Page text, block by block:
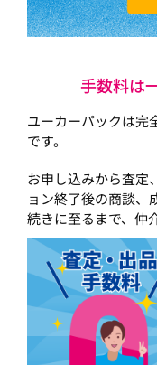
手数料は
ユーカーパックは完
です。
お申し込みから査定
ョン終了後の商談、
続きに至るまで、仲